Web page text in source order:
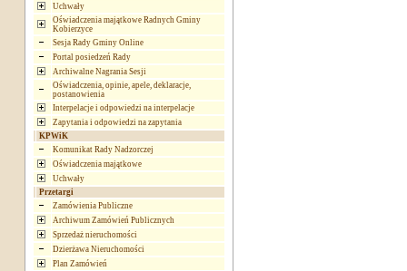
Uchwały
Oświadczenia majątkowe Radnych Gminy
Kobierzyce
Sesja Rady Gminy Online
Portal posiedzeń Rady
Archiwalne Nagrania Sesji
Oświadczenia, opinie, apele, deklaracje,
postanowienia
Interpelacje i odpowiedzi na interpelacje
Zapytania i odpowiedzi na zapytania
KPWiK
Komunikat Rady Nadzorczej
Oświadczenia majątkowe
Uchwały
Przetargi
Zamówienia Publiczne
Archiwum Zamówień Publicznych
Sprzedaż nieruchomości
Dzierżawa Nieruchomości
Plan Zamówień